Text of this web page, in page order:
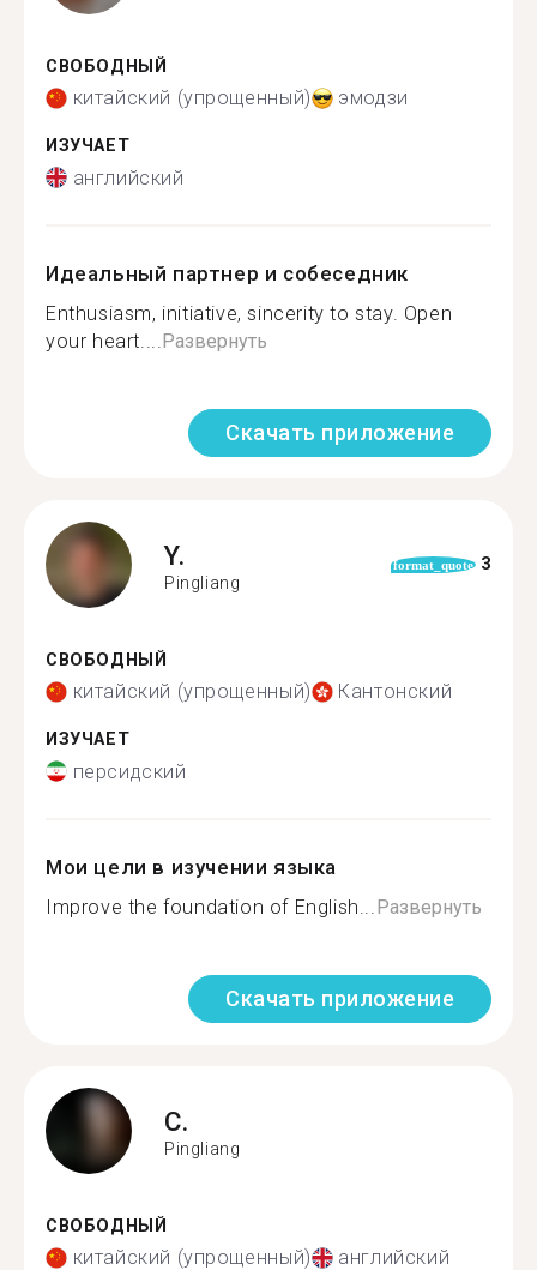
СВОБОДНЫЙ
китайский (упрощенный) эмодзи
ИЗУЧАЕТ
английский
Идеальный партнер и собеседник
Enthusiasm, initiative, sincerity to stay. Open
your heart.... Развернуть
Скачать приложение
Y.
Pingliang
format_quote 3
СВОБОДНЫЙ
китайский (упрощенный) Кантонский
ИЗУЧАЕТ
персидский
Мои цели в изучении языка
Improve the foundation of English... Развернуть
Скачать приложение
C.
Pingliang
СВОБОДНЫЙ
китайский (упрощенный) английский